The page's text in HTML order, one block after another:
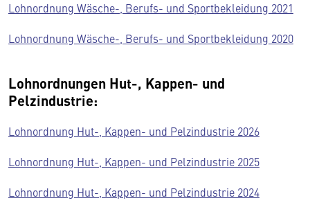
Lohnordnung Wäsche-, Berufs- und Sportbekleidung 2021
Lohnordnung Wäsche-, Berufs- und Sportbekleidung 2020
Lohnordnungen Hut-, Kappen- und
Pelzindustrie:
Lohnordnung Hut-, Kappen- und Pelzindustrie 2026
Lohnordnung Hut-, Kappen- und Pelzindustrie 2025
Lohnordnung Hut-, Kappen- und Pelzindustrie 2024